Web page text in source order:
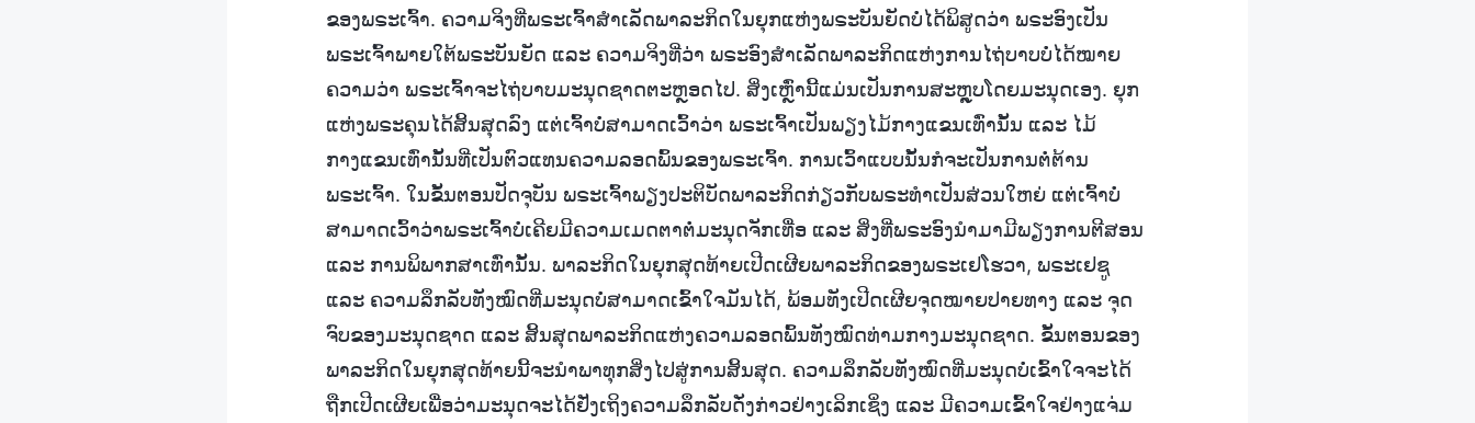
ຂອງພຣະເຈົ້າ. ຄວາມຈິງທີ່ພຣະເຈົ້າສໍາເລັດພາລະກິດໃນຍຸກແຫ່ງພຣະບັນຍັດບໍ່ໄດ້ພິສູດວ່າ ພຣະອົງເປັນ
ພຣະເຈົ້າພາຍໃຕ້ພຣະບັນຍັດ ແລະ ຄວາມຈິງທີ່ວ່າ ພຣະອົງສຳເລັດພາລະກິດແຫ່ງການໄຖ່ບາບບໍ່ໄດ້ໝາຍ
ຄວາມວ່າ ພຣະເຈົ້າຈະໄຖ່ບາບມະນຸດຊາດຕະຫຼອດໄປ. ສິ່ງເຫຼົ່ານີ້ແມ່ນເປັນການສະຫຼຸບໂດຍມະນຸດເອງ. ຍຸກ
ແຫ່ງພຣະຄຸນໄດ້ສິ້ນສຸດລົງ ແຕ່ເຈົ້າບໍ່ສາມາດເວົ້າວ່າ ພຣະເຈົ້າເປັນພຽງໄມ້ກາງແຂນເທົ່ານັ້ນ ແລະ ໄມ້
ກາງແຂນເທົ່ານັ້ນທີ່ເປັນຕົວແທນຄວາມລອດພົ້ນຂອງພຣະເຈົ້າ. ການເວົ້າແບບນັ້ນກໍຈະເປັນການຕໍ່ຕ້ານ
ພຣະເຈົ້າ. ໃນຂັ້ນຕອນປັດຈຸບັນ ພຣະເຈົ້າພຽງປະຕິບັດພາລະກິດກ່ຽວກັບພຣະທໍາເປັນສ່ວນໃຫຍ່ ແຕ່ເຈົ້າບໍ່
ສາມາດເວົ້າວ່າພຣະເຈົ້າບໍ່ເຄີຍມີຄວາມເມດຕາຕໍ່ມະນຸດຈັກເທື່ອ ແລະ ສິ່ງທີ່ພຣະອົງນໍາມາມີພຽງການຕີສອນ
ແລະ ການພິພາກສາເທົ່ານັ້ນ. ພາລະກິດໃນຍຸກສຸດທ້າຍເປີດເຜີຍພາລະກິດຂອງພຣະເຢໂຮວາ, ພຣະເຢຊູ
ແລະ ຄວາມລຶກລັບທັງໝົດທີ່ມະນຸດບໍ່ສາມາດເຂົ້າໃຈມັນໄດ້, ພ້ອມທັງເປີດເຜີຍຈຸດໝາຍປາຍທາງ ແລະ ຈຸດ
ຈົບຂອງມະນຸດຊາດ ແລະ ສິ້ນສຸດພາລະກິດແຫ່ງຄວາມລອດພົ້ນທັງໝົດທ່າມກາງມະນຸດຊາດ. ຂັ້ນຕອນຂອງ
ພາລະກິດໃນຍຸກສຸດທ້າຍນີ້ຈະນໍາພາທຸກສິ່ງໄປສູ່ການສິ້ນສຸດ. ຄວາມລຶກລັບທັງໝົດທີ່ມະນຸດບໍ່ເຂົ້າໃຈຈະໄດ້
ຖືກເປີດເຜີຍເພື່ອວ່າມະນຸດຈະໄດ້ຢັ່ງເຖິງຄວາມລຶກລັບດັ່ງກ່າວຢ່າງເລິກເຊິ່ງ ແລະ ມີຄວາມເຂົ້າໃຈຢ່າງແຈ່ມ